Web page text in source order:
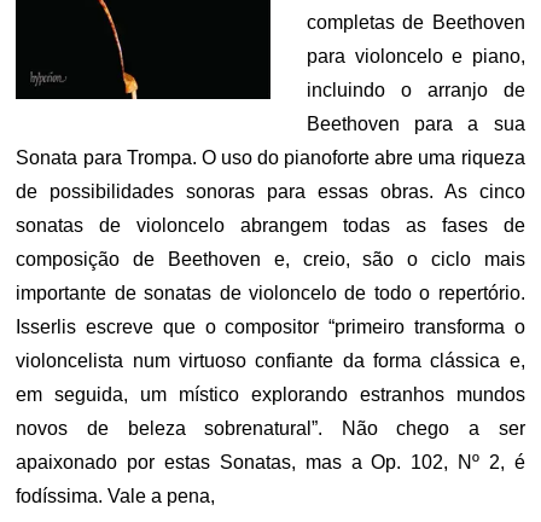
completas de Beethoven
para violoncelo e piano,
incluindo o arranjo de
Beethoven para a sua
Sonata para Trompa. O uso do pianoforte abre uma riqueza
de possibilidades sonoras para essas obras. As cinco
sonatas de violoncelo abrangem todas as fases de
composição de Beethoven e, creio, são o ciclo mais
importante de sonatas de violoncelo de todo o repertório.
Isserlis escreve que o compositor “primeiro transforma o
violoncelista num virtuoso confiante da forma clássica e,
em seguida, um místico explorando estranhos mundos
novos de beleza sobrenatural”. Não chego a ser
apaixonado por estas Sonatas, mas a Op. 102, Nº 2, é
fodíssima. Vale a pena,